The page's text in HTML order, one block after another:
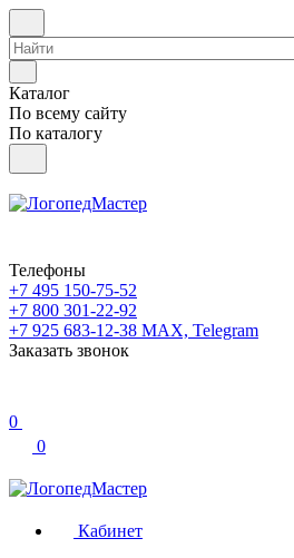
Каталог
По всему сайту
По каталогу
Телефоны
+7 495 150-75-52
+7 800 301-22-92
+7 925 683-12-38 MAX, Telegram
Заказать звонок
0
0
Кабинет